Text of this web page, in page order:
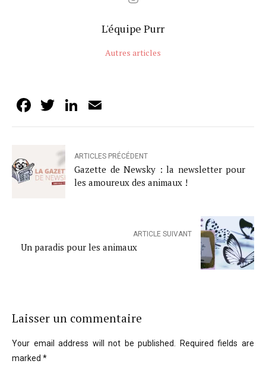
L'équipe Purr
Autres articles
Facebook
TwitterLinkedIn
ARTICLES PRÉCÉDENT
Gazette de Newsky : la newsletter pour
les amoureux des animaux !
ARTICLE SUIVANT
Un paradis pour les animaux
Laisser un commentaire
Your email address will not be published. Required fields are
marked *